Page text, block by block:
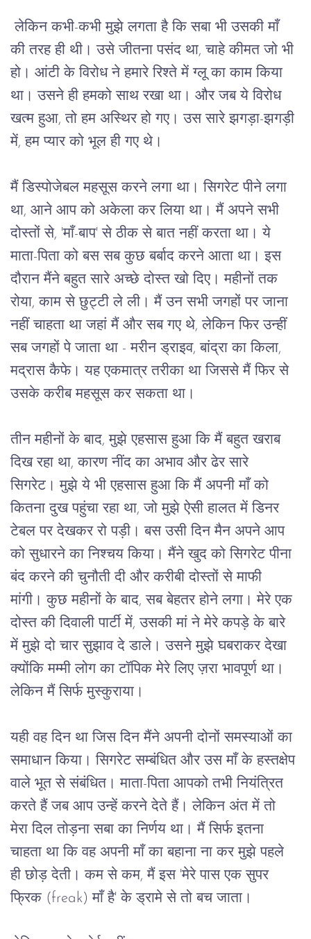
लेकिन कभी-कभी मुझे लगता है कि सबा भी उसकी माँ
की तरह ही थी। उसे जीतना पसंद था, चाहे कीमत जो भी
हो। आंटी के विरोध ने हमारे रिश्ते में ग्लू का काम किया
था। उसने ही हमको साथ रखा था। और जब ये विरोध
खत्म हुआ, तो हम अस्थिर हो गए। उस सारे झगड़ा-झगड़ी
में, हम प्यार को भूल ही गए थे।
मैं डिस्पोजेबल महसूस करने लगा था। सिगरेट पीने लगा
था, आने आप को अकेला कर लिया था। मैं अपने सभी
दोस्तों से, 'माँ-बाप' से ठीक से बात नहीं करता था। ये
माता-पिता को बस सब कुछ बर्बाद करने आता था। इस
दौरान मैंने बहुत सारे अच्छे दोस्त खो दिए। महीनों तक
रोया, काम से छुट्टी ले ली। मैं उन सभी जगहों पर जाना
नहीं चाहता था जहां मैं और सब गए थे, लेकिन फिर उन्हीं
सब जगहों पे जाता था - मरीन ड्राइव, बांद्रा का किला,
मद्रास कैफे। यह एकमात्र तरीका था जिससे मैं फिर से
उसके करीब महसूस कर सकता था।
तीन महीनों के बाद, मुझे एहसास हुआ कि मैं बहुत खराब
दिख रहा था, कारण नींद का अभाव और ढेर सारे
सिगरेट। मुझे ये भी एहसास हुआ कि मैं अपनी माँ को
कितना दुख पहुंचा रहा था, जो मुझे ऐसी हालत में डिनर
टेबल पर देखकर रो पड़ी। बस उसी दिन मैन अपने आप
को सुधारने का निश्चय किया। मैंने खुद को सिगरेट पीना
बंद करने की चुनौती दी और करीबी दोस्तों से माफी
मांगी। कुछ महीनों के बाद, सब बेहतर होने लगा। मेरे एक
दोस्त की दिवाली पार्टी में, उसकी मां ने मेरे कपड़े के बारे
में मुझे दो चार सुझाव दे डाले। उसने मुझे घबराकर देखा
क्योंकि मम्मी लोग का टॉपिक मेरे लिए ज़रा भावपूर्ण था।
लेकिन मैं सिर्फ मुस्कुराया।
यही वह दिन था जिस दिन मैंने अपनी दोनों समस्याओं का
समाधान किया। सिगरेट सम्बंधित और उस माँ के हस्तक्षेप
वाले भूत से संबंधित। माता-पिता आपको तभी नियंत्रित
करते हैं जब आप उन्हें करने देते हैं। लेकिन अंत में तो
मेरा दिल तोड़ना सबा का निर्णय था। मैं सिर्फ इतना
चाहता था कि वह अपनी माँ का बहाना ना कर मुझे पहले
ही छोड़ देती। कम से कम, मैं इस 'मेरे पास एक सुपर
फ्रिक (freak) माँ है' के ड्रामे से तो बच जाता।